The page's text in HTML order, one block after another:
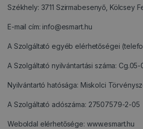
Székhely: 3711 Szirmabesenyő, Kölcsey
E-mail cím: info@esmart.hu
A Szolgáltató egyéb elérhetőségei
A Szolgáltató nyilvántartási száma:
Nyilvántartó hatósága: Miskolci
A Szolgáltató adószáma: 27507579-2-05
Weboldal elérhetősége: www.esmart.hu